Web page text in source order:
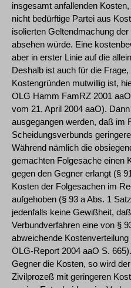
insgesamt anfallenden
nicht bedürftige Partei aus
isolierten Geltendmachung
absehen würde. Eine
aber in erster Linie auf die
Deshalb ist auch für die
Kostengründen mutwillig ist,
OLG Hamm FamRZ 2001
vom 21. April 2004 aaO).
ausgegangen werden, daß im
Scheidungsverbunds
Während nämlich die
gemachten Folgesache einen
gegen den Gegner erlangt (§
Kosten der Folgesachen im
aufgehoben (§ 93 a Abs. 1
jedenfalls keine Gewißheit,
Verbundverfahren eine von §
abweichende
OLG-Report 2004 aaO S.
Gegner die Kosten, so wird
Zivilprozeß mit geringeren